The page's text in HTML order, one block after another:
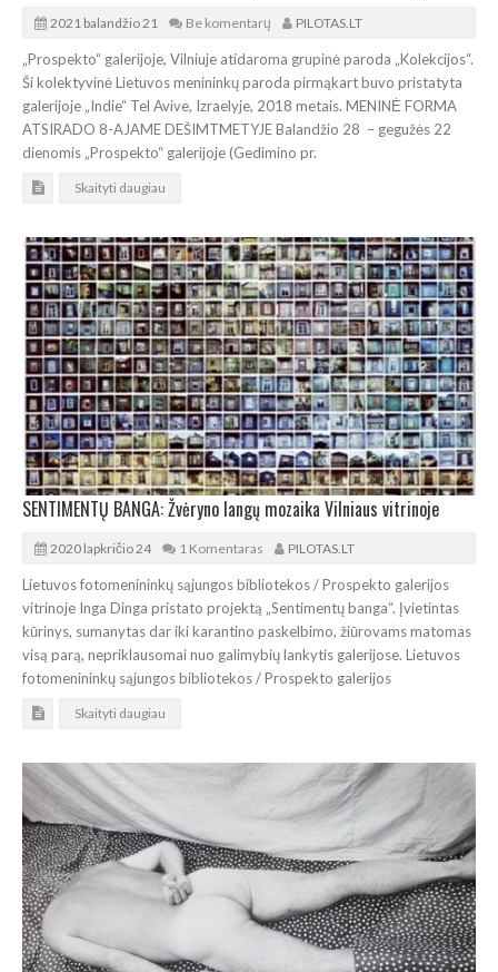
2021 balandžio 21 Be komentarų PILOTAS.LT
„Prospekto“ galerijoje, Vilniuje atidaroma grupinė paroda „Kolekcijos“.
Ši kolektyvinė Lietuvos menininkų paroda pirmąkart buvo pristatyta
galerijoje „I­ndie“ Tel Avive, Izraelyje, 2018 metais. MENINĖ FORMA
ATSIRADO 8-AJAME DEŠIMTMETYJE Balandžio 28 – gegužės 22
dienomis „Prospekto“ galerijoje (Gedimino pr.
Skaityti daugiau
SENTIMENTŲ BANGA: Žvėryno langų mozaika Vilniaus vitrinoje
2020 lapkričio 24 1 Komentaras PILOTAS.LT
Lietuvos fotomenininkų sąjungos bibliotekos / Prospekto galerijos
vitrinoje Inga Dinga pristato projektą „Sentimentų banga“. Įvietintas
kūrinys, sumanytas dar iki karantino paskelbimo, žiūrovams matomas
visą parą, nepriklausomai nuo galimybių lankytis galerijose. Lietuvos
fotomenininkų sąjungos bibliotekos / Prospekto galerijos
Skaityti daugiau